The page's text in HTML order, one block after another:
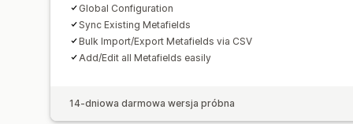
Global Configuration
Sync Existing Metafields
Bulk Import/Export Metafields via CSV
Add/Edit all Metafields easily
14-dniowa darmowa wersja próbna